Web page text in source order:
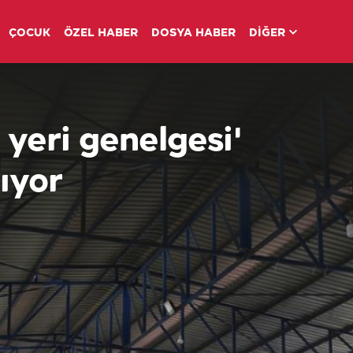
ÇOCUK ÖZEL HABER DOSYA HABER DİĞER
genelgesi'